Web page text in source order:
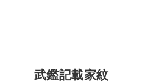
武鑑記載家紋